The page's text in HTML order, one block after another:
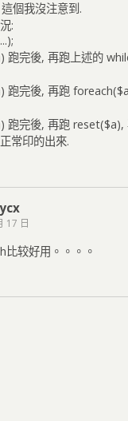
個我沒注意到.
:
跑完後, 再跑上述的
跑完後, 再跑
跑完後, 再跑 reset($a),
常印的出來.
17 日
较好用。。。。